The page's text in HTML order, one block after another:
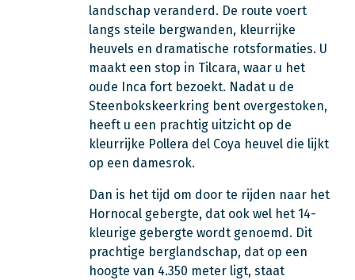
landschap veranderd. De route voert
langs steile bergwanden, kleurrijke
heuvels en dramatische rotsformaties. U
maakt een stop in Tilcara, waar u het
oude Inca fort bezoekt. Nadat u de
Steenbokskeerkring bent overgestoken,
heeft u een prachtig uitzicht op de
kleurrijke Pollera del Coya heuvel die lijkt
op een damesrok.
Dan is het tijd om door te rijden naar het
Hornocal gebergte, dat ook wel het 14-
kleurige gebergte wordt genoemd. Dit
prachtige berglandschap, dat op een
hoogte van 4.350 meter ligt, staat